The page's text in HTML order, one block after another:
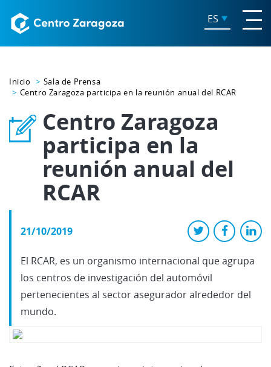
ES
Inicio
Sala de Prensa
Centro Zaragoza participa en la reunión anual del RCAR
Centro Zaragoza
participa en la
reunión anual del
RCAR
21/10/2019
El RCAR, es un organismo internacional que agrupa
los centros de investigación del automóvil
pertenecientes al sector asegurador alrededor del
mundo.